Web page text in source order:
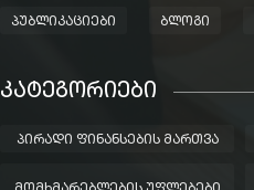
ᲞᲣᲑᲚᲘᲙᲐᲪᲘᲔᲑᲘ ᲑᲚᲝᲒᲘ
ᲙᲐᲢᲔᲒᲝᲠᲘᲔᲑᲘ
ᲞᲘᲠᲐᲓᲘ ᲤᲘᲜᲐᲜᲡᲔᲑᲘᲡ ᲛᲐᲠᲗᲕᲐ